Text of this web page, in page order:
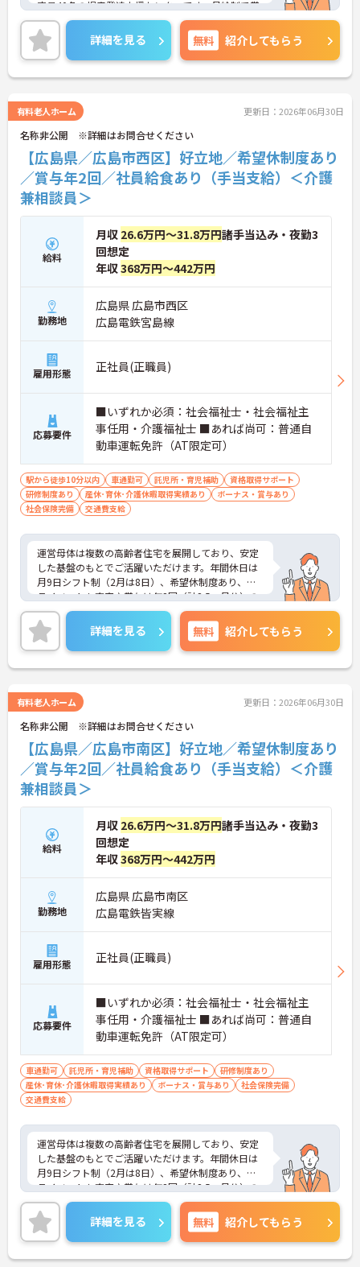
定員40名の児童発達支援センターです。月給制で賞
与は年2回・計4.2ヶ月分の支給実績があり、日々の
頑張りがしっかり評価される点が魅力です。管理者
候補としての募集のため、将来的にステップアップ
を目指したい方にもおすすめです。車通勤も可能
で、通勤手当や住宅手当、資格手当など各種手当も
ご興味のある方には、面接対策ポイントなどさらに
詳細をお話いたしますので、お気軽にご相談くださ
い。
詳細を見る 無料 紹介してもらう
有料老人ホーム 更新日：2026年06月30日
名称非公開 ※詳細はお問合せください
【広島県／広島市西区】好立地／希望休制度あり
／賞与年2回／社員給食あり（手当支給）＜介護
兼相談員＞
給料
月収 26.6万円～31.8万円諸手当込み・夜勤3
回想定
年収368万円～442万円
勤務地
広島県 広島市西区
広島電鉄宮島線
雇用形態 正社員(正職員)
応募要件
■いずれか必須：社会福祉士・社会福祉主
事任用・介護福祉士 ■あれば尚可：普通自
動車運転免許（AT限定可）
駅から徒歩10分以内 車通勤可 託児所・育児補助
資格取得サポート
研修制度あり
産休･育休･介護休暇取得実績あり
ボーナス・賞与あり
社会保険完備
交通費支給
運営母体は複数の高齢者住宅を展開しており、安定
した基盤のもとでご活躍いただけます。年間休日は
月9日シフト制（2月は8日）、希望休制度あり、プ
ライベートも充実♪賞与は年2回（計2.5ヶ月分）の
実績があり、頑張りが評価される環境です。社員給
食（食事補助手当5,600円支給）や育児給付金制度
（最大10万円支給）など、福利厚生も魅力。社内研
修や資格取得支援制度（対象資格の取得費用を最大
10万円まで補助）も整っており、スキルアップを目
など、さらに詳細をお話ししますのでお気軽にご相
談ください！
詳細を見る 無料 紹介してもらう
有料老人ホーム 更新日：2026年06月30日
名称非公開 ※詳細はお問合せください
【広島県／広島市南区】好立地／希望休制度あり
／賞与年2回／社員給食あり（手当支給）＜介護
兼相談員＞
給料
月収 26.6万円～31.8万円諸手当込み・夜勤3
回想定
年収368万円～442万円
勤務地
広島県 広島市南区
広島電鉄皆実線
雇用形態 正社員(正職員)
応募要件
■いずれか必須：社会福祉士・社会福祉主
事任用・介護福祉士 ■あれば尚可：普通自
動車運転免許（AT限定可）
車通勤可 託児所・育児補助 資格取得サポート
研修制度あり
産休･育休･介護休暇取得実績あり
ボーナス・賞与あり
社会保険完備
交通費支給
運営母体は複数の高齢者住宅を展開しており、安定
した基盤のもとでご活躍いただけます。年間休日は
月9日シフト制（2月は8日）、希望休制度あり、プ
ライベートも充実♪賞与は年2回（計2.5ヶ月分）の
実績があり、頑張りが評価される環境です。社員給
食（食事補助手当5,600円支給）や育児給付金制度
（最大10万円支給）など、福利厚生も魅力。社内研
修や資格取得支援制度（対象資格の取得費用を最大
10万円まで補助）も整っており、スキルアップを目
詳細を見る 無料 紹介してもらう